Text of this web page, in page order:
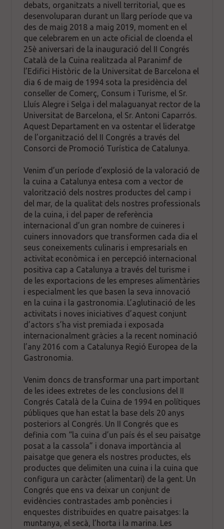
debats, organitzats a nivell territorial, que es
desenvoluparan durant un llarg període que va
des de maig 2018 a maig 2019, moment en el
que celebrarem en un acte oficial de cloenda el
25è aniversari de la inauguració del II Congrés
Català de la Cuina realitzada al Paranimf de
l’Edifici Històric de la Universitat de Barcelona el
dia 6 de maig de 1994 sota la presidència del
conseller de Comerç, Consum i Turisme, el Sr.
Lluís Alegre i Selga i del malaguanyat rector de la
Universitat de Barcelona, el Sr. Antoni Caparrós.
Aquest Departament en va ostentar el lideratge
de l’organització del II Congrés a través del
Consorci de Promoció Turística de Catalunya.
Venim d’un període d’explosió de la valoració de
la cuina a Catalunya entesa com a vector de
valorització dels nostres productes del camp i
del mar, de la qualitat dels nostres professionals
de la cuina, i del paper de referència
internacional d’un gran nombre de cuineres i
cuiners innovadors que transformen cada dia el
seus coneixements culinaris i empresarials en
activitat econòmica i en percepció internacional
positiva cap a Catalunya a través del turisme i
de les exportacions de les empreses alimentàries
i especialment les que basen la seva innovació
en la cuina i la gastronomia. L’aglutinació de les
activitats i noves iniciatives d’aquest conjunt
d’actors s’ha vist premiada i exposada
internacionalment gràcies a la recent nominació
l’any 2016 com a Catalunya Regió Europea de la
Gastronomia.
Venim doncs de transformar una part important
de les idees extretes de les conclusions del II
Congrés Català de la Cuina de 1994 en polítiques
públiques que han estat la base dels 20 anys
posteriors al Congrés. Un II Congrés que es
definia com “la cuina d’un país és el seu paisatge
posat a la cassola” i donava importància al
paisatge que genera els nostres productes, els
productes que delimiten una cuina i la cuina que
configura un caràcter (alimentari) de la gent. Un
Congrés que ens va deixar un conjunt de
evidències contrastades amb ponències i
enquestes distribuïdes en quatre paisatges: la
muntanya, el secà, l’horta i la marina. Les